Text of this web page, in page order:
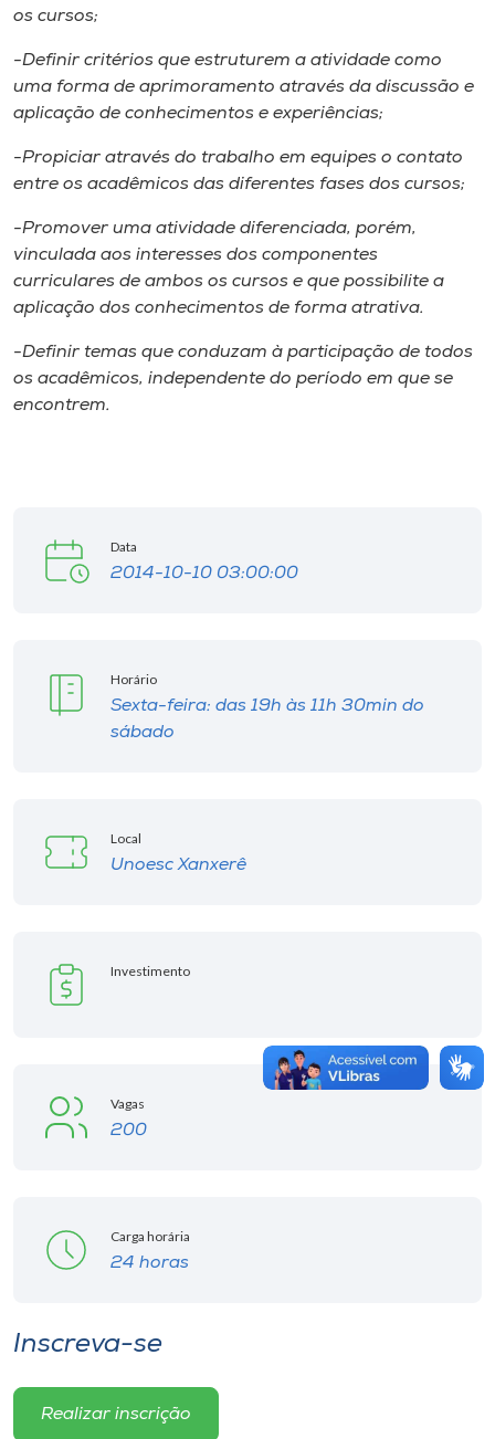
Store
Selecione
o idioma
A+
A-
os cursos;
-Definir critérios que estruturem a atividade como
uma forma de aprimoramento através da discussão e
aplicação de conhecimentos e experiências;
-Propiciar através do trabalho em equipes o contato
entre os acadêmicos das diferentes fases dos cursos;
-Promover uma atividade diferenciada, porém,
vinculada aos interesses dos componentes
curriculares de ambos os cursos e que possibilite a
aplicação dos conhecimentos de forma atrativa.
-Definir temas que conduzam à participação de todos
os acadêmicos, independente do período em que se
encontrem.
Data
2014-10-10 03:00:00
Horário
Sexta-feira: das 19h às 11h 30min do
sábado
Local
Unoesc Xanxerê
Investimento
Vagas
200
Carga horária
24 horas
Inscreva-se
Realizar inscrição